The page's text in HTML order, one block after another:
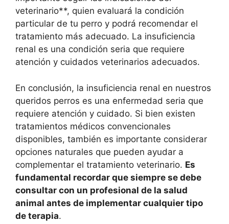
veterinario**, quien evaluará la condición
particular de tu perro y podrá recomendar el
tratamiento más adecuado. La insuficiencia
renal es una condición seria que requiere
atención y cuidados veterinarios adecuados.
En conclusión, la insuficiencia renal en nuestros
queridos perros es una enfermedad seria que
requiere atención y cuidado. Si bien existen
tratamientos médicos convencionales
disponibles, también es importante considerar
opciones naturales que pueden ayudar a
complementar el tratamiento veterinario. Es
fundamental recordar que siempre se debe
consultar con un profesional de la salud
animal antes de implementar cualquier tipo
de terapia.